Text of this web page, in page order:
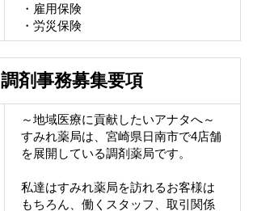
・雇用保険
・労災保険
調剤事務募集要項
～地域医療に貢献したいアナタへ～
すみれ薬局は、宮崎県日南市で4店舗
を展開している調剤薬局です。
私達はすみれ薬局を訪れるお客様は
もちろん、働くスタッフ、取引関係